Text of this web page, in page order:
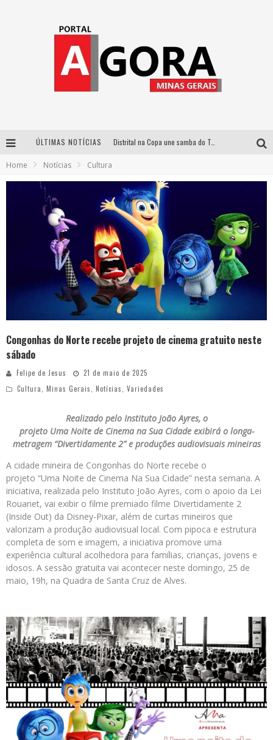
ÚLTIMAS NOTÍCIAS Distrital na Copa une samba do Trem dos Onze, acervo do Museu do Mineirão e transmissão em 4K para duelo contra o Haiti
Home Notícias Cultura
Congonhas do Norte recebe projeto de cinema gratuito neste
sábado
Felipe de Jesus
21 de maio de 2025
Cultura, Minas Gerais, Notícias, Variedades
Realizado pelo Instituto João Ayres, o
projeto Uma Noite de Cinema na Sua Cidade exibirá o longa-
metragem “Divertidamente 2” e produções audiovisuais mineiras
A cidade mineira de Congonhas do Norte recebe o
projeto “Uma Noite de Cinema Na Sua Cidade” nesta semana. A
iniciativa, realizada pelo Instituto João Ayres, com o apoio da Lei
Rouanet, vai exibir o filme premiado filme Divertidamente 2
(Inside Out) da Disney-Pixar, além de curtas mineiros que
valorizam a produção audiovisual local. Com pipoca e estrutura
completa de som e imagem, a iniciativa promove uma
experiência cultural acolhedora para famílias, crianças, jovens e
idosos. A sessão gratuita vai acontecer neste domingo, 25 de
maio, 19h, na Quadra de Santa Cruz de Alves.